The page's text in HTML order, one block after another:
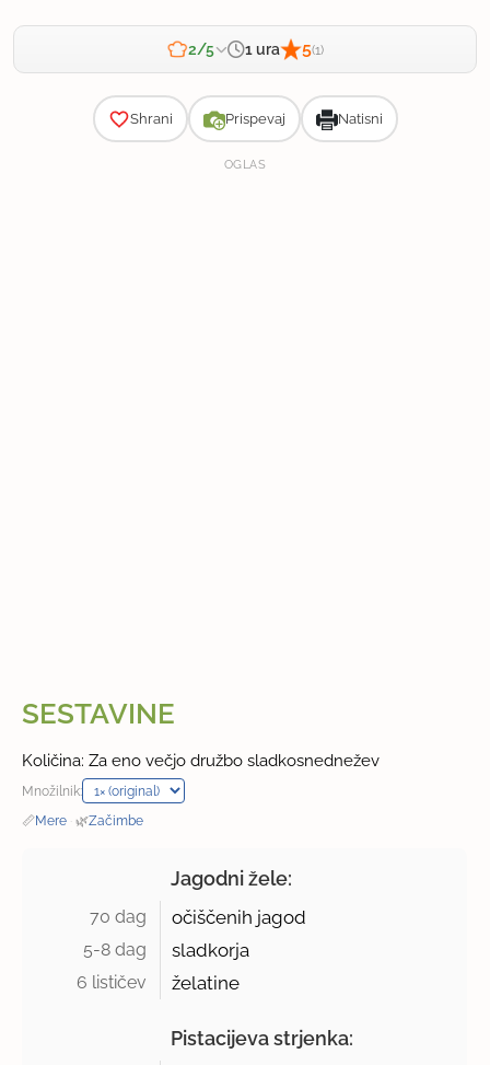
2/5 1 ura 5(1)
Shrani Prispevaj Natisni
OGLAS
SESTAVINE
Količina: Za eno večjo družbo sladkosnednežev
Množilnik:
📏Mere · 🌿Začimbe
Jagodni žele:
70 dag očiščenih jagod
5-8 dag sladkorja
6 lističev želatine
Pistacijeva strjenka: